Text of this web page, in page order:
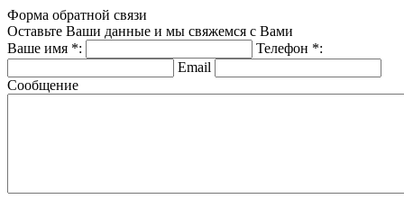
Форма обратной связи
Оставьте Ваши данные и мы свяжемся с Вами
Ваше имя *: Телефон *:
Email
Сообщение